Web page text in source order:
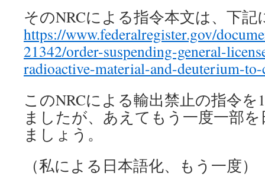
そのNRCによる指令本文は、下
https://www.federalregister.gov/
21342/order-suspending-general-
radioactive-material-and-deuterium-
このNRCによる輸出禁止の指令を
ましたが、あえてもう一度一部
ましょう。
（私による日本語化、もう一度）